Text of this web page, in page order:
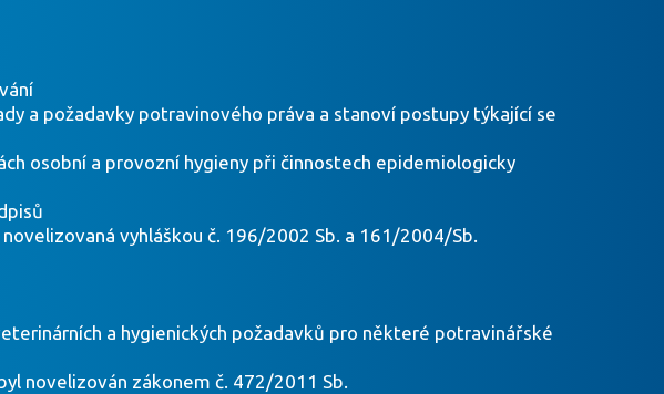
a požadavky potravinového práva a stanoví postupy týkající se
osobní a provozní hygieny při činnostech epidemiologicky
vyhláškou č. 196/2002 Sb. a 161/2004/Sb.
a hygienických požadavků pro některé potravinářské
novelizován zákonem č. 472/2011 Sb.